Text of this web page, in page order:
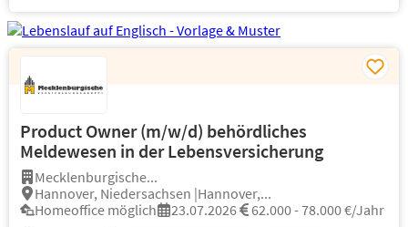
Product Owner (m/w/d) behördliches
Meldewesen in der Lebensversicherung
Mecklenburgische...
Hannover, Niedersachsen |Hannover,...
Homeoffice möglich
23.07.2026 62.000 - 78.000 €/Jahr